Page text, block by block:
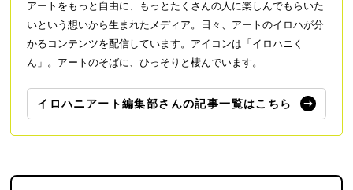
アートをもっと自由に、もっとたくさんの人に楽しんでもらいた
いという想いから生まれたメディア。日々、アートのイロハが分
かるコンテンツを配信しています。アイコンは「イロハニく
ん」。アートのそばに、ひっそりと棲んでいます。
イロハニアート編集部さんの記事一覧はこちら